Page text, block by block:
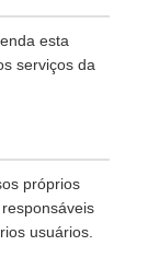
esta
serviços da
próprios
usuários.